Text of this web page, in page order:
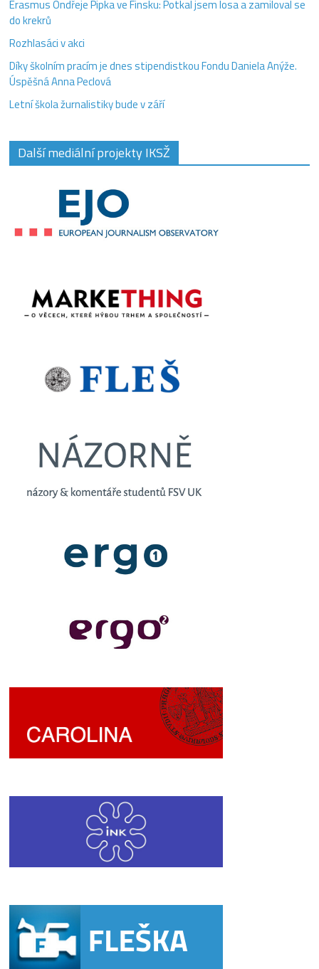
Erasmus Ondřeje Pipka ve Finsku: Potkal jsem losa a zamiloval se
do krekrů
Rozhlasáci v akci
Díky školním pracím je dnes stipendistkou Fondu Daniela Anýže.
Úspěšná Anna Peclová
Letní škola žurnalistiky bude v září
Další mediální projekty IKSŽ